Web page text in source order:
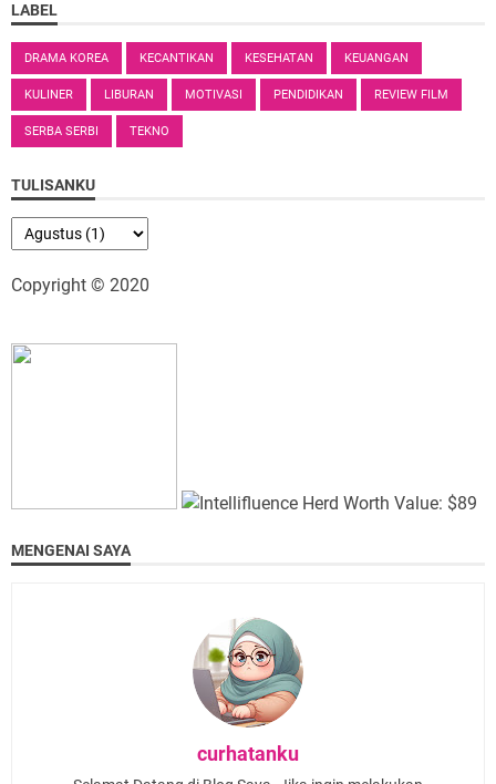
LABEL
DRAMA KOREA KECANTIKAN KESEHATAN KEUANGAN
KULINER LIBURAN MOTIVASI PENDIDIKAN REVIEW FILM
SERBA SERBI TEKNO
TULISANKU
Copyright © 2020
MENGENAI SAYA
curhatanku